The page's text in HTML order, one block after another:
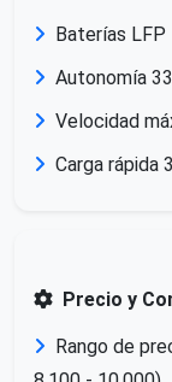
Baterías LFP
Autonomía
Velocidad
Carga rápida
Precio y
Rango de